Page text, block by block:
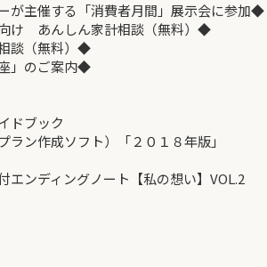
催する「消費者月間」展示会に参加◆
あんしん家計相談（無料）◆
（無料）◆
のご案内◆
ブック
作成ソフト）「２０１８年版」
ディングノート【私の想い】VOL.2